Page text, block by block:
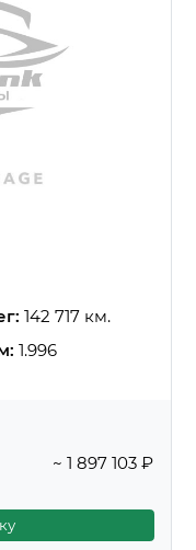
142 717 км.
1.996
~ 1 897 103 ₽